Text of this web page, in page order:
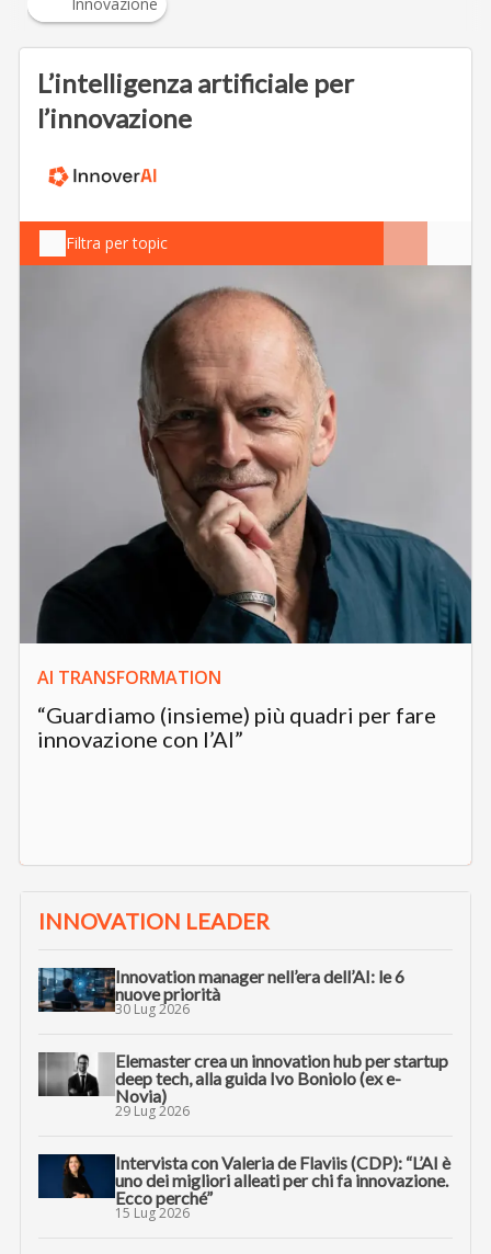
L’intelligenza artificiale per
l’innovazione
Filtra per topic
AI TRANSFORMATION
“Guardiamo (insieme) più quadri per fare
innovazione con l’AI”
INNOVATION LEADER
Innovation manager nell’era dell’AI: le 6
nuove priorità
30 Lug 2026
Elemaster crea un innovation hub per startup
deep tech, alla guida Ivo Boniolo (ex e-
Novia)
29 Lug 2026
Intervista con Valeria de Flaviis (CDP): “L’AI è
uno dei migliori alleati per chi fa innovazione.
Ecco perché”
15 Lug 2026